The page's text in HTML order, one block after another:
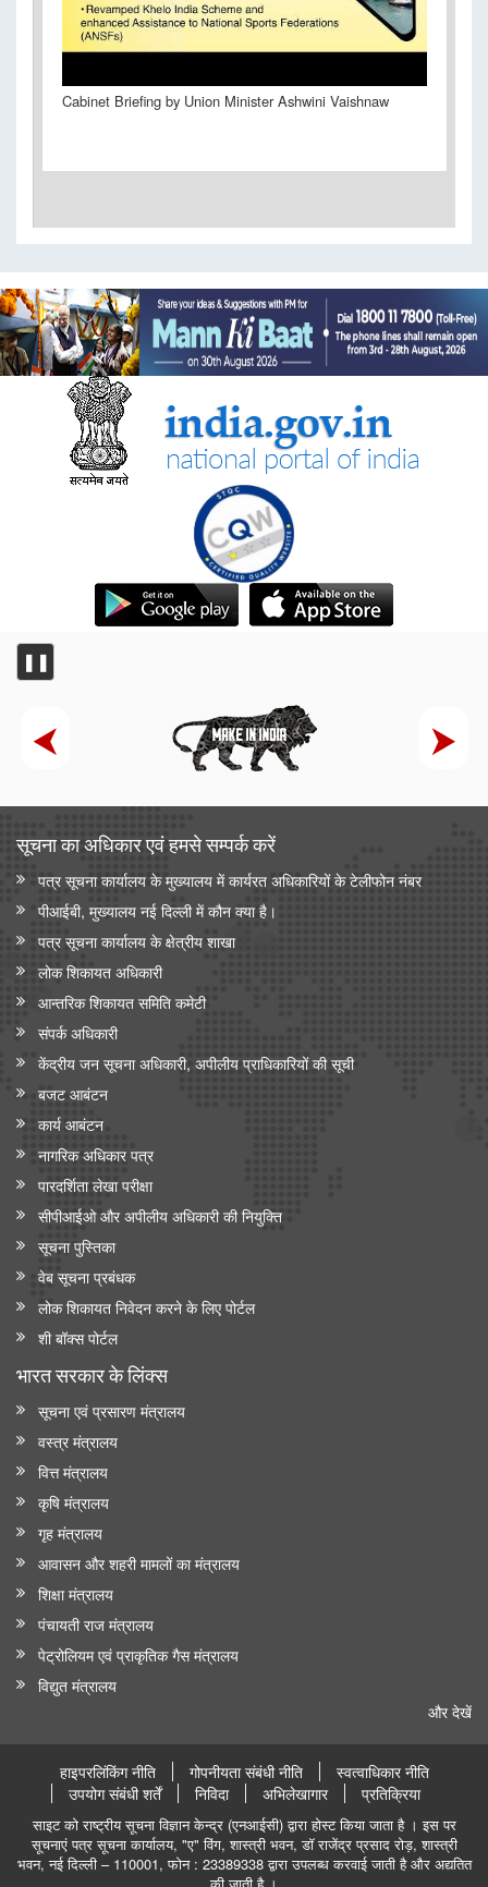
Cabinet Briefing by Union Minister Ashwini Vaishnaw
❚❚
सूचना का अधिकार एवं हमसे सम्‍पर्क करें
पत्र सूचना कार्यालय के मुख्यालय में कार्यरत अधिकारियों के टेलीफोन नंबर
पीआईबी, मुख्यालय नई दिल्ली में कौन क्या है।
पत्र सूचना कार्यालय के क्षेत्रीय शाखा
लोक शिकायत अधिकारी
आन्‍तरिक शिकायत समिति कमेटी
संपर्क अधिकारी
केंद्रीय जन सूचना अधिकारी, अपीलीय प्राधिकारियों की सूची
बजट आबंटन
कार्य आबंटन
नागरिक अधिकार पत्र
पारदर्शिता लेखा परीक्षा
सीपीआईओ और अपी‍लीय अधिकारी की नियुक्ति
सूचना पुस्तिका
वेब सूचना प्रबंधक
लोक शिकायत निवेदन करने के लिए पोर्टल
शी बॉक्स पोर्टल
भारत सरकार के लिंक्‍स
सूचना एवं प्रसारण मंत्रालय
वस्त्र मंत्रालय
वित्त मंत्रालय
कृषि मंत्रालय
गृह मंत्रालय
आवासन और शहरी मामलों का मंत्रालय
शिक्षा मंत्रालय
पंचायती राज मंत्रालय
पेट्रोलियम एवं प्राकृतिक गैस मंत्रालय
विद्युत मंत्रालय
और देखें
हाइपरलिंकिंग नीति गोपनीयता संबंधी नीति
स्वत्वाधिकार नीति
उपयोग संबंधी शर्तें
निविदा अभिलेखागार प्रतिक्रिया
साइट को राष्ट्रीय सूचना विज्ञान केन्द्र (एनआईसी) द्वारा होस्ट किया जाता है । इस पर
सूचनाएं पत्र सूचना कार्यालय, "ए" विंग, शास्त्री भवन, डॉ राजेंद्र प्रसाद रोड़, शास्त्री
भवन, नई दिल्ली – 110001, फोन : 23389338 द्वारा उपलब्ध करवाई जाती है और अद्यतित